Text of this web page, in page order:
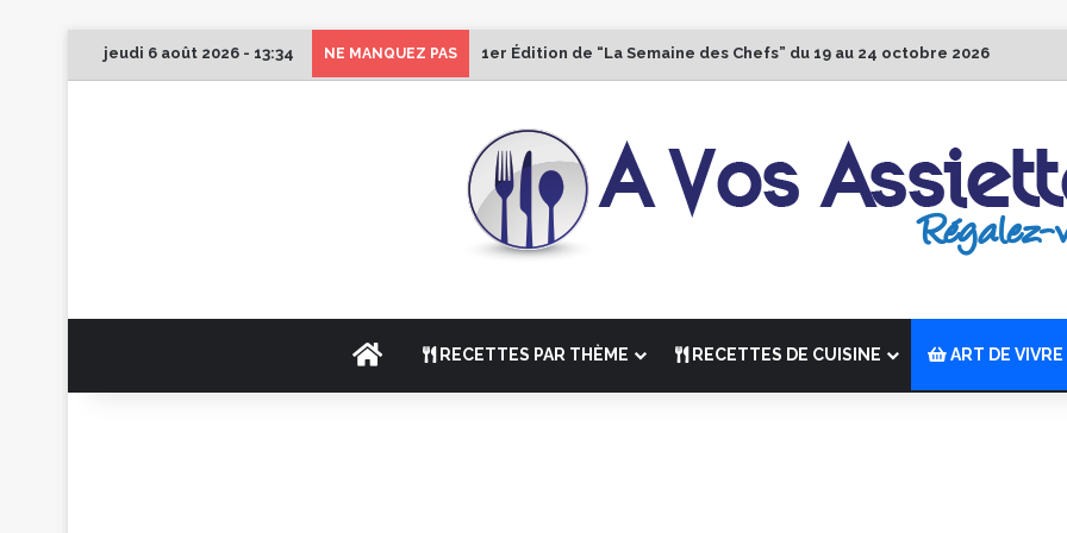
jeudi 6 août 2026 - 13:34 NE MANQUEZ PAS 1er Édition de “La Semaine des Chefs” du 19 au 24 octobre 2026
ACCUEILRECETTES PAR THÈME RECETTES DE CUISINE ART DE VIVRE